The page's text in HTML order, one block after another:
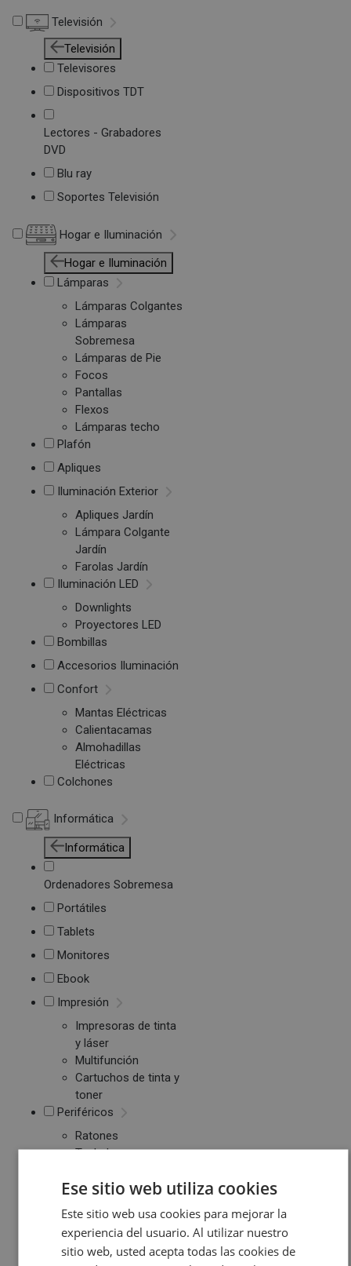
Televisión
Televisión
Televisores
Dispositivos TDT
Lectores - Grabadores
DVD
Blu ray
Soportes Televisión
Hogar e Iluminación
Hogar e Iluminación
Lámparas
Lámparas Colgantes
Lámparas
Sobremesa
Lámparas de Pie
Focos
Pantallas
Flexos
Lámparas techo
Plafón
Apliques
Iluminación Exterior
Apliques Jardín
Lámpara Colgante
Jardín
Farolas Jardín
Iluminación LED
Downlights
Proyectores LED
Bombillas
Accesorios Iluminación
Confort
Mantas Eléctricas
Calientacamas
Almohadillas
Eléctricas
Colchones
Informática
Informática
Ordenadores Sobremesa
Portátiles
Tablets
Monitores
Ebook
Impresión
Impresoras de tinta
y láser
Multifunción
Cartuchos de tinta y
toner
Periféricos
Ratones
Teclados
Micrófonos
Pendrive y Tarjetas
de Memoria
Discos duros
Ese sitio web utiliza cookies
Este sitio web usa cookies para mejorar la
experiencia del usuario. Al utilizar nuestro
sitio web, usted acepta todas las cookies de